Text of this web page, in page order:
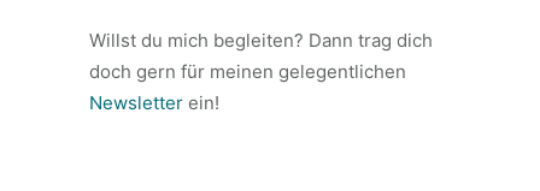
Willst du mich begleiten? Dann trag dich
doch gern für meinen gelegentlichen
Newsletter ein!